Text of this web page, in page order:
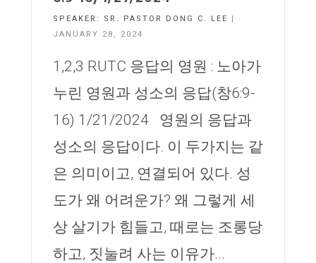
SPEAKER: SR. PASTOR DONG C. LEE
|
JANUARY 28, 2024
1,2,3 RUTC 응답의 영원 : 노아가
누린 영원과 성소의 응답(창6:9-
16) 1/21/2024 영원의 응답과
성소의 응답이다. 이 두가지는 같
은 의미이고, 연결되어 있다. 성
도가 왜 어려운가? 왜 그렇게 세
상 살기가 힘들고, 때로는 조롱당
하고, 짓눌려 사는 이유가...